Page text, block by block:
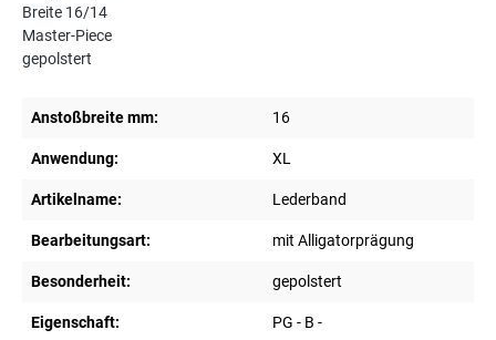
Breite 16/14
Master-Piece
gepolstert
Anstoßbreite mm: 16
Anwendung: XL
Artikelname: Lederband
Bearbeitungsart: mit Alligatorprägung
Besonderheit: gepolstert
Eigenschaft: PG - B -